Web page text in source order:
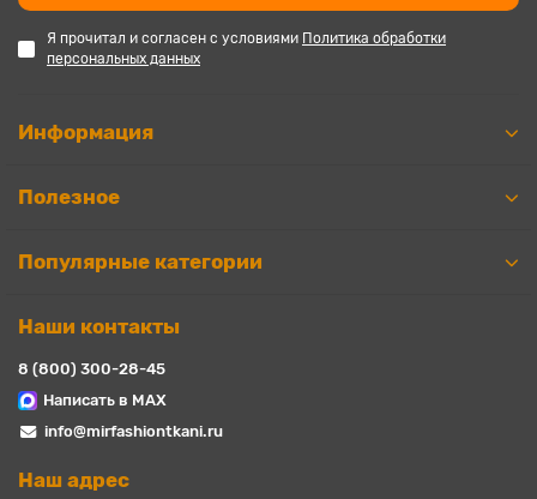
Я прочитал и согласен с условиями Политика обработки
персональных данных
Информация
Полезное
Популярные категории
Наши контакты
8 (800) 300-28-45
Написать в MAX
info@mirfashiontkani.ru
Наш адрес